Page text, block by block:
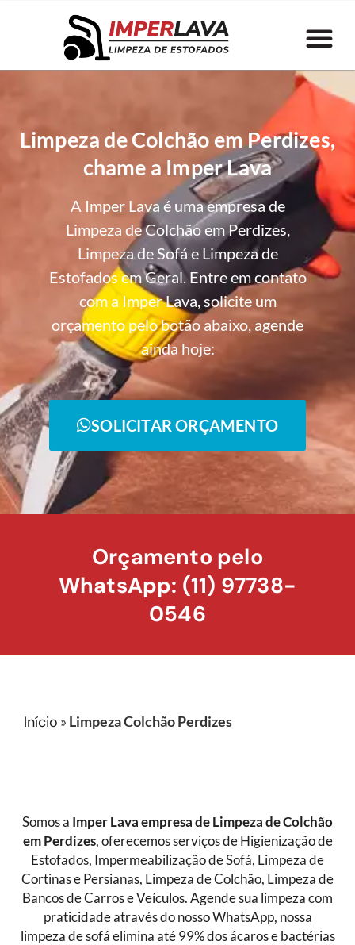
Limpeza de Colchão em Perdizes,
chame a Imper Lava
A Imper Lava é uma empresa de
Limpeza de Colchão em Perdizes,
Limpeza de Sofá e Limpeza de
Estofados em Geral. Entre em contato
com a Imper Lava, solicite um
orçamento pelo botão abaixo, agende
ainda hoje:
SOLICITAR ORÇAMENTO
Orçamento pelo
WhatsApp: (11) 97738-
0546
Início » Limpeza Colchão Perdizes
Somos a Imper Lava empresa de Limpeza de Colchão
em Perdizes, oferecemos serviços de Higienização de
Estofados, Impermeabilização de Sofá, Limpeza de
Cortinas e Persianas, Limpeza de Colchão, Limpeza de
Bancos de Carros e Veículos. Agende sua limpeza com
praticidade através do nosso WhatsApp, nossa
limpeza de sofá elimina até 99% dos ácaros e bactérias